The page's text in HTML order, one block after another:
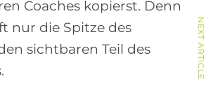
Coaches kopierst. Denn
nur die Spitze des
sichtbaren Teil des
NEXT ARTICLE